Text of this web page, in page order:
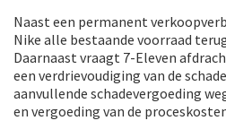
Naast een permanent
Nike alle bestaande voorraad
Daarnaast vraagt 7-Eleven
een verdrievoudiging van de
aanvullende schadevergoeding
en vergoeding van de